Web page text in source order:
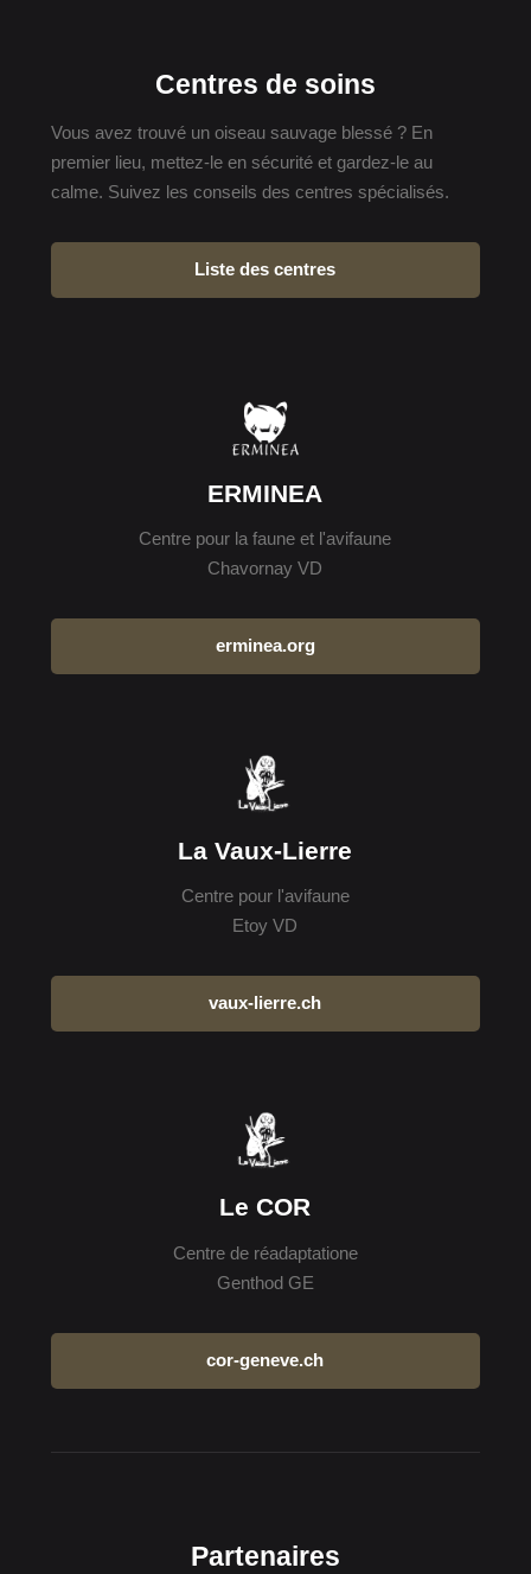
Centres de soins
Vous avez trouvé un oiseau sauvage blessé ? En
premier lieu, mettez-le en sécurité et gardez-le au
calme. Suivez les conseils des centres spécialisés.
Liste des centres
ERMINEA
Centre pour la faune et l'avifaune
Chavornay VD
erminea.org
La Vaux-Lierre
Centre pour l'avifaune
Etoy VD
vaux-lierre.ch
Le COR
Centre de réadaptatione
Genthod GE
cor-geneve.ch
Partenaires